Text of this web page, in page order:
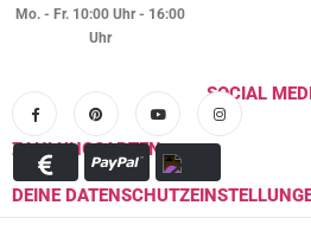
Mo. - Fr. 10:00 Uhr - 16:00
Uhr
SOCIAL
ZAHLUNGSARTEN
DEINE